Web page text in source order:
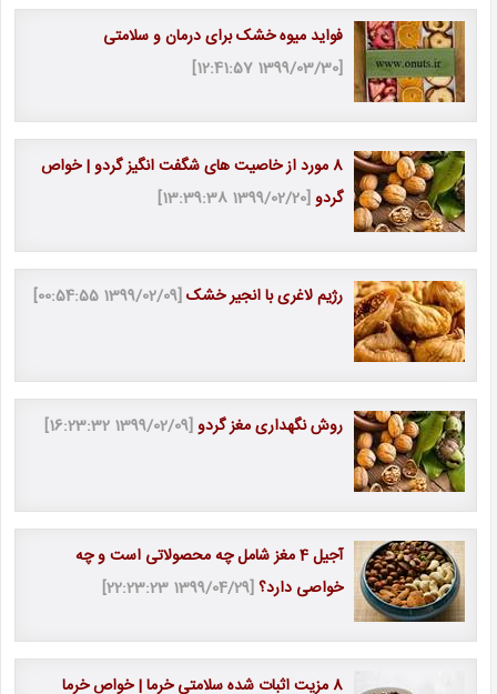
فواید میوه خشک برای درمان و سلامتی
[1399/03/30 12:41:57]
8 مورد از خاصیت های شگفت انگیز گردو | خواص
گردو[1399/02/20 13:39:38]
رژیم لاغری با انجیر خشک[1399/02/09 00:54:55]
روش نگهداری مغز گردو[1399/02/09 16:23:32]
آجیل 4 مغز شامل چه محصولاتی است و چه
خواصی دارد؟[1399/04/29 22:23:23]
8 مزیت اثبات شده سلامتی خرما | خواص خرما